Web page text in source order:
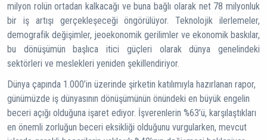
milyon rolün ortadan kalkacağı ve buna bağlı olarak net 78 milyonluk
bir iş artışı gerçekleşeceği öngörülüyor. Teknolojik ilerlemeler,
demografik değişimler, jeoekonomik gerilimler ve ekonomik baskılar,
bu dönüşümün başlıca itici güçleri olarak dünya genelindeki
sektörleri ve meslekleri yeniden şekillendiriyor.
Dünya çapında 1.000’in üzerinde şirketin katılımıyla hazırlanan rapor,
günümüzde iş dünyasının dönüşümünün önündeki en büyük engelin
beceri açığı olduğuna işaret ediyor. İşverenlerin %63’ü, karşılaştıkları
en önemli zorluğun beceri eksikliği olduğunu vurgularken, mevcut